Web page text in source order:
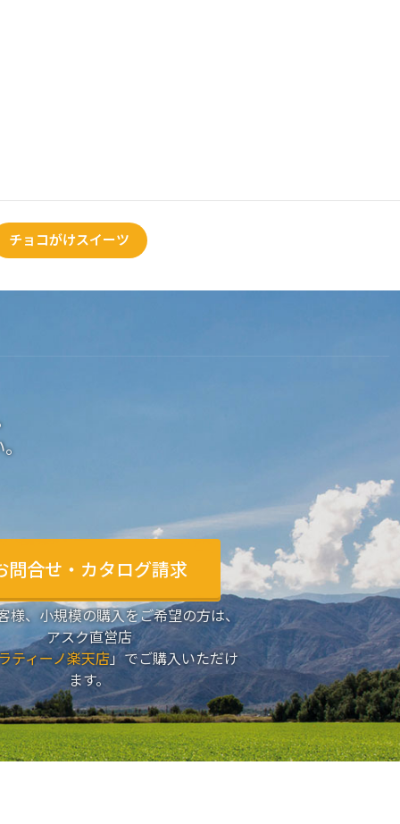
チョコがけスイーツ
問合せ・カタログ請求
様、小規模の購入をご希望の方は、
アスク直営店
ティーノ楽天店」でご購入いただけ
ます。